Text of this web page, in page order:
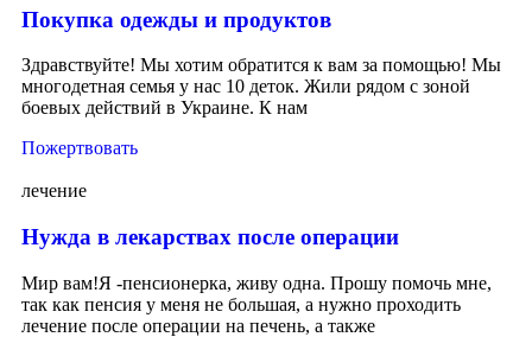
Покупка одежды и продуктов
Здравствуйте! Мы хотим обратится к вам за помощью! Мы
многодетная семья у нас 10 деток. Жили рядом с зоной
боевых действий в Украине. К нам
Пожертвовать
лечение
Нужда в лекарствах после операции
Мир вам!Я -пенсионерка, живу одна. Прошу помочь мне,
так как пенсия у меня не большая, а нужно проходить
лечение после операции на печень, а также